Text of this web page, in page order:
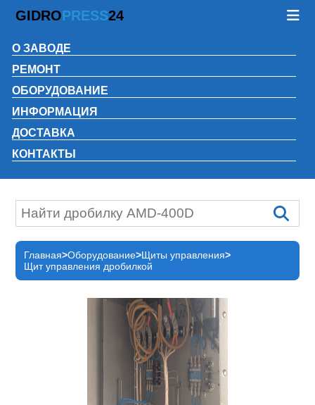
GIDROPRESS24
О ЗАВОДЕ
РЕМОНТ
ОБОРУДОВАНИЕ
ИНФОРМАЦИЯ
ДОСТАВКА
КОНТАКТЫ
Главная Оборудование Щиты управления
Щит управления дробилкой